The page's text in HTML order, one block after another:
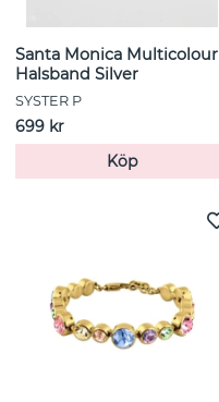
Santa Monica Multicolour
Halsband Silver
SYSTER P
699 kr
Köp